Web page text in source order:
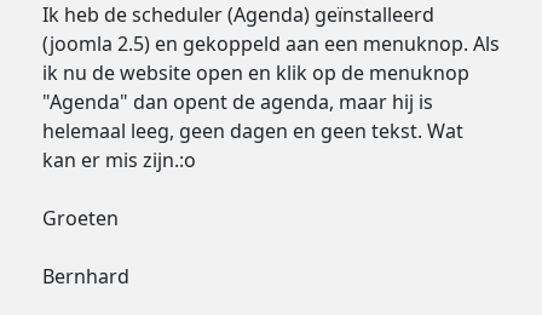
Ik heb de scheduler (Agenda) geïnstalleerd
(joomla 2.5) en gekoppeld aan een menuknop. Als
ik nu de website open en klik op de menuknop
"Agenda" dan opent de agenda, maar hij is
helemaal leeg, geen dagen en geen tekst. Wat
kan er mis zijn.:o
Groeten
Bernhard